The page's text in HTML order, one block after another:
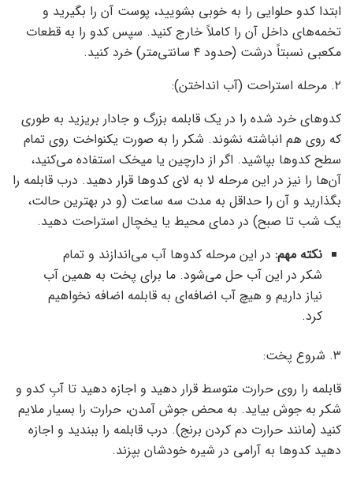
ابتدا کدو حلوایی را به خوبی بشویید، پوست آن را بگیرید و
تخمه‌های داخل آن را کاملاً خارج کنید. سپس کدو را به قطعات
مکعبی نسبتاً درشت (حدود ۴ سانتی‌متر) خرد کنید.
۲. مرحله استراحت (آب انداختن):
کدوهای خرد شده را در یک قابلمه بزرگ و جادار بریزید به طوری
که روی هم انباشته نشوند. شکر را به صورت یکنواخت روی تمام
سطح کدوها بپاشید. اگر از دارچین یا میخک استفاده می‌کنید،
آن‌ها را نیز در این مرحله لا به لای کدوها قرار دهید. درب قابلمه را
بگذارید و آن را حداقل به مدت سه ساعت (و در بهترین حالت،
یک شب تا صبح) در دمای محیط یا یخچال استراحت دهید.
نکته مهم: در این مرحله کدوها آب می‌اندازند و تمام
شکر در این آب حل می‌شود. ما برای پخت به همین آب
نیاز داریم و هیچ آب اضافه‌ای به قابلمه اضافه نخواهیم
کرد.
۳. شروع پخت:
قابلمه را روی حرارت متوسط قرار دهید و اجازه دهید تا آبِ کدو و
شکر به جوش بیاید. به محض جوش آمدن، حرارت را بسیار ملایم
کنید (مانند حرارت دم کردن برنج). درب قابلمه را ببندید و اجازه
دهید کدوها به آرامی در شیره خودشان بپزند.